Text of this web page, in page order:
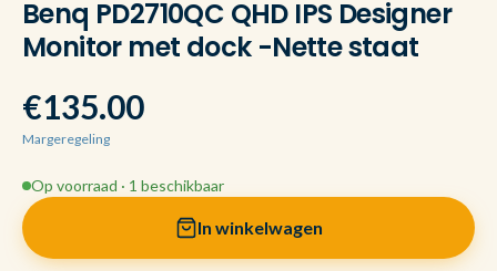
Benq PD2710QC QHD IPS Designer
Monitor met dock -Nette staat
€135.00
Margeregeling
Op voorraad · 1 beschikbaar
In winkelwagen